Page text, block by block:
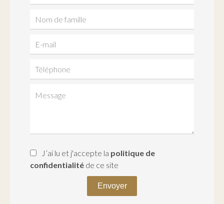
J’ai lu et j'accepte la politique de
confidentialité de ce site
Envoyer